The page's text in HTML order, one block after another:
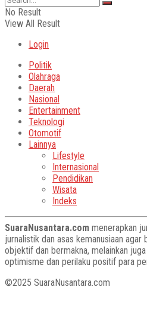
No Result
View All Result
Login
Politik
Olahraga
Daerah
Nasional
Entertainment
Teknologi
Otomotif
Lainnya
Lifestyle
Internasional
Pendidikan
Wisata
Indeks
SuaraNusantara.com menerapkan
jurnalistik dan asas kemanusiaan
objektif dan bermakna, melainkan
optimisme dan perilaku positif para
©2025 SuaraNusantara.com